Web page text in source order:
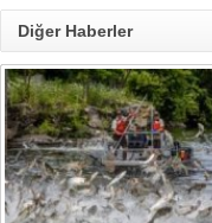
Diğer Haberler